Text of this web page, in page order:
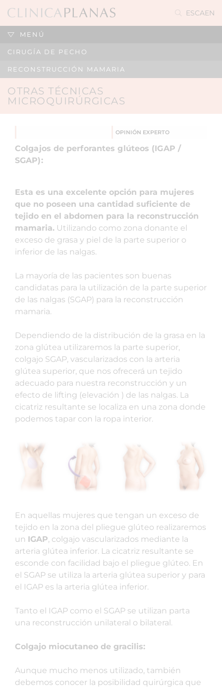
ESCAEN
MENÚ
CIRUGÍA DE PECHO
RECONSTRUCCIÓN MAMARIA
OTRAS TÉCNICAS
MICROQUIRÚRGICAS
OPINIÓN EXPERTO
Colgajos de perforantes glúteos (IGAP /
SGAP):
Esta es una excelente opción para mujeres
que no poseen una cantidad suficiente de
tejido en el abdomen para la reconstrucción
mamaria. Utilizando como zona donante el
exceso de grasa y piel de la parte superior o
inferior de las nalgas.
La mayoría de las pacientes son buenas
candidatas para la utilización de la parte superior
de las nalgas (SGAP) para la reconstrucción
mamaria.
Dependiendo de la distribución de la grasa en la
zona glútea utilizaremos la parte superior,
colgajo SGAP, vascularizados con la arteria
glútea superior, que nos ofrecerá un tejido
adecuado para nuestra reconstrucción y un
efecto de lifting (elevación ) de las nalgas. La
cicatriz resultante se localiza en una zona donde
podemos tapar con la ropa interior.
En aquellas mujeres que tengan un exceso de
tejido en la zona del pliegue glúteo realizaremos
un IGAP, colgajo vascularizados mediante la
arteria glútea inferior. La cicatriz resultante se
esconde con facilidad bajo el pliegue glúteo. En
el SGAP se utiliza la arteria glútea superior y para
el IGAP es la arteria glútea inferior.
Tanto el IGAP como el SGAP se utilizan parta
una reconstrucción unilateral o bilateral.
Colgajo miocutaneo de gracilis:
Aunque mucho menos utilizado, también
debemos conocer la posibilidad quirúrgica que